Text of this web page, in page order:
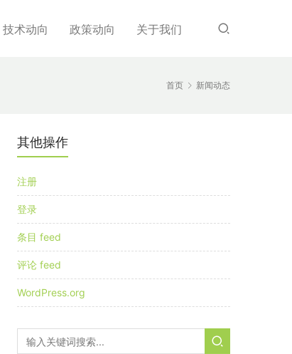
技术动向 政策动向 关于我们
首页 新闻动态
其他操作
注册
登录
条目 feed
评论 feed
WordPress.org